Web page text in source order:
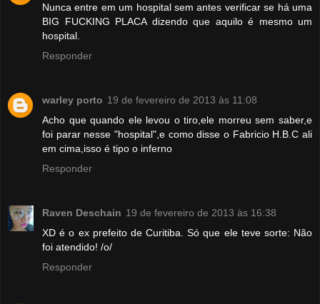
Nunca entre em um hospital sem antes verificar se há uma
BIG FUCKING PLACA dizendo que aquilo é mesmo um
hospital.
Responder
warley porto 19 de fevereiro de 2013 às 11:08
Acho que quando ele levou o tiro,ele morreu sem saber,e
foi parar nesse "hospital",e como disse o Fabricio H.B.C ali
em cima,isso é tipo o inferno
Responder
Raven Deschain 19 de fevereiro de 2013 às 16:38
XD é o ex prefeito de Curitiba. Só que ele teve sorte: Não
foi atendido! /o/
Responder